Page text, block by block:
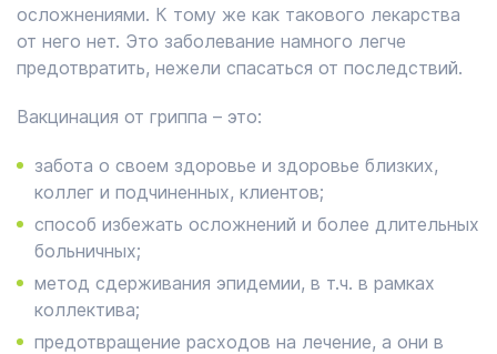
осложнениями. К тому же как такового лекарства
от него нет. Это заболевание намного легче
предотвратить, нежели спасаться от последствий.
Вакцинация от гриппа – это:
забота о своем здоровье и здоровье близких,
коллег и подчиненных, клиентов;
способ избежать осложнений и более длительных
больничных;
метод сдерживания эпидемии, в т.ч. в рамках
коллектива;
предотвращение расходов на лечение, а они в